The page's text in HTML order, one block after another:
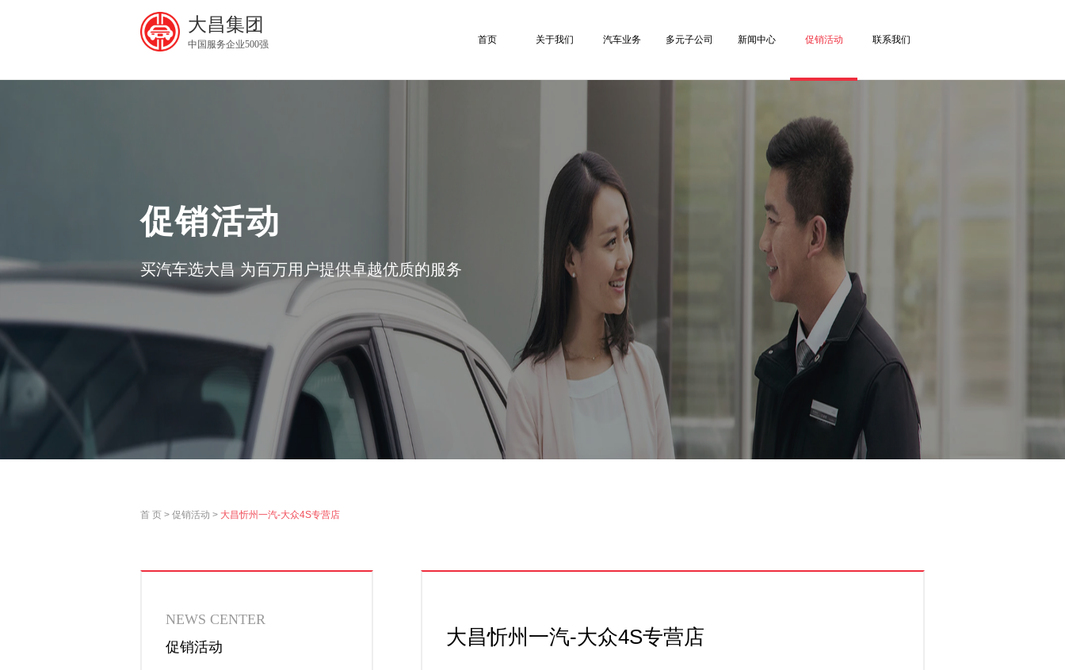
大昌集团
中国服务企业500强 首页 关于我们 汽车业务 多元子公司 新闻中心 促销活动 联系我们
促销活动
买汽车选大昌 为百万用户提供卓越优质的服务
首 页 > 促销活动 > 大昌忻州一汽-大众4S专营店
NEWS CENTER
促销活动
大昌忻州一汽-大众4S专营店